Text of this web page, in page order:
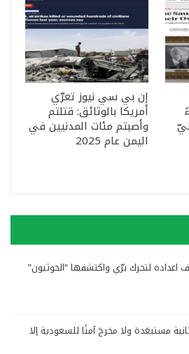
إن بي سي نيوز تعرّي
أمريكا بالوثائق: قتلتم
وأصبتم مئات المدنيين في
اليمن عام 2025
اعداده لتحرك برّي واكتشفها “الحوثيون”
مستبعَدة ولا مخرجَ آمنًا للسعودية إلا